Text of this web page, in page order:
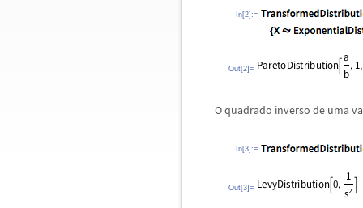
In[2]:=
Out[2]=
O quadrado inverso de uma
In[3]:=
Out[3]=